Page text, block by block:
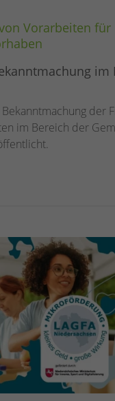
Vorarbeiten für
im
der
im Bereich der